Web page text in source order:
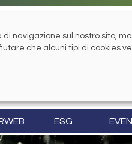
ESG
navigazione sul nostro sito,
che alcuni tipi di cookies